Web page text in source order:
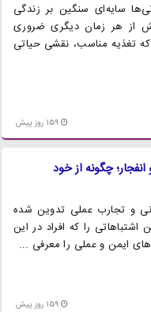
سایه‌ای سنگین بر زندگی
از هر زمان دیگری ضروری
تغذیه مناسب، نقشی حیاتی
159 روز پیش
چگونه از خود
و تجارب عملی تدوین شده
اشتباهاتی را که افراد در این
ایمن و عملی را معرفی ...
159 روز پیش